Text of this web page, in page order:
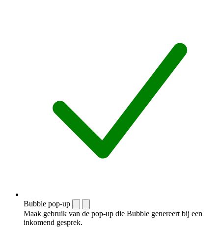
Bubble pop-up
Maak gebruik van de pop-up die Bubble genereert bij een
inkomend gesprek.